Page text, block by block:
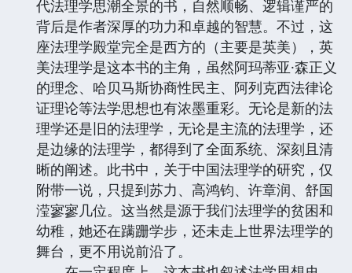
代法理学思潮全景的书，自然顺畅、逻辑谨严的
背后是作者深厚的功力和卓越的智慧。不过，这
座法理学殿堂完全是西方的（主要是英美），英
美法理学是这本书的主角，虽然阿玛蒂亚·森正义
的理念、哈贝马斯协商性民主、阿列克西法律论
证理论等法学思想也有浓墨重彩。无论是新的法
理学还是旧的法理学，无论是主流的法理学，还
是边缘的法理学，都得到了全面系统、深刻且清
晰的阐述。此书中，关于中国法理学的研究，仅
附带一说，只提到苏力、高鸿钧、许章润、舒国
滢寥寥几位。这当然是源于我们法理学的贫困和
幼稚，她还在蹒跚学步，还未走上世界法理学的
舞台，更不用说前沿了。